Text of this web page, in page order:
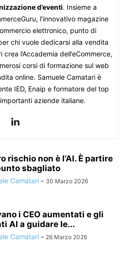
d’eventi. Insieme a
l’innovativo magazine
elettronico, punto di
chi vuole dedicarsi alla vendita
l’Accademia dell’eCommerce,
corsi di formazione sul web
online. Samuele Camatari è
IED, Enaip e formatore del top
aziende italiane.
rischio non è l’AI. È partire
sbagliato
Camatari - 30 Marzo 2026
i CEO aumentati e gli
AI a guidare le...
Camatari - 26 Marzo 2026